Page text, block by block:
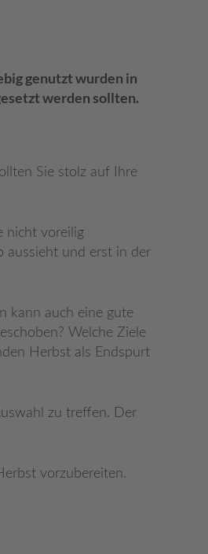
genutzt wurden in
werden sollten.
Sie stolz auf Ihre
nicht voreilig
aussieht und erst in der
kann auch eine gute
Welche Ziele
Herbst als Endspurt
zu treffen. Der
vorzubereiten.